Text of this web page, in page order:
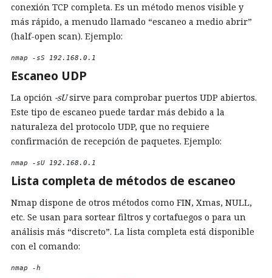
conexión TCP completa. Es un método menos visible y
más rápido, a menudo llamado “escaneo a medio abrir”
(half-open scan). Ejemplo:
nmap -sS 192.168.0.1
Escaneo UDP
La opción -sUsirve para comprobar puertos UDP abiertos.
Este tipo de escaneo puede tardar más debido a la
naturaleza del protocolo UDP, que no requiere
confirmación de recepción de paquetes. Ejemplo:
nmap -sU 192.168.0.1
Lista completa de métodos de escaneo
Nmap dispone de otros métodos como FIN, Xmas, NULL,
etc. Se usan para sortear filtros y cortafuegos o para un
análisis más “discreto”. La lista completa está disponible
con el comando:
nmap -h